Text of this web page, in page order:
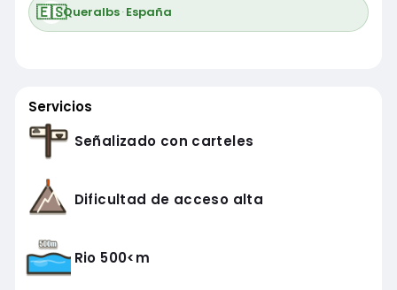
🇪🇸Queralbs·España
Servicios
Señalizado con carteles
Dificultad de acceso alta
Rio 500<m